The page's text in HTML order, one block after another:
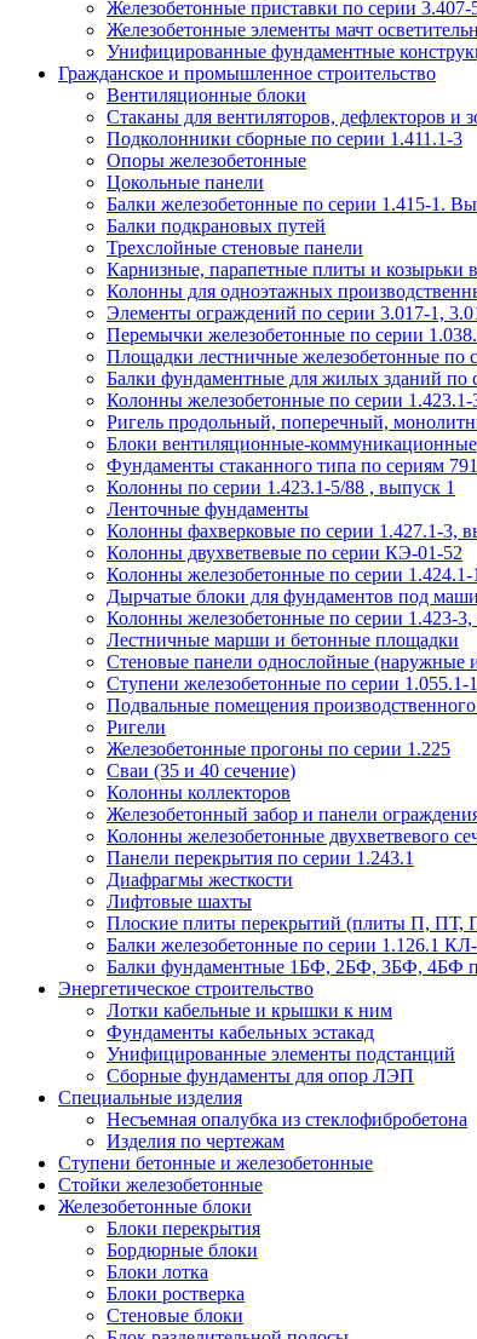
Железобетонные приставки по серии 3.407-
Железобетонные элементы мачт
Унифицированные фундаментные
Гражданское и промышленное строительство
Вентиляционные блоки
Стаканы для вентиляторов, дефлекторов и
Подколонники сборные по серии 1.411.1-3
Опоры железобетонные
Цокольные панели
Балки железобетонные по серии 1.415-1.
Балки подкрановых путей
Трехслойные стеновые панели
Карнизные, парапетные плиты и козырьки
Колонны для одноэтажных
Элементы ограждений по серии 3.017-1,
Перемычки железобетонные по серии
Площадки лестничные железобетонные по
Балки фундаментные для жилых зданий по
Колонны железобетонные по серии 1.423.1-
Ригель продольный, поперечный,
Блоки вентиляционные-коммуникационные
Фундаменты стаканного типа по сериям
Колонны по серии 1.423.1-5/88 , выпуск 1
Ленточные фундаменты
Колонны фахверковые по серии 1.427.1-3,
Колонны двухветвевые по серии КЭ-01-52
Колонны железобетонные по серии 1.424.1-
Дырчатые блоки для фундаментов под
Колонны железобетонные по серии 1.423-3,
Лестничные марши и бетонные площадки
Стеновые панели однослойные (наружные
Ступени железобетонные по серии 1.055.1-1
Подвальные помещения
Ригели
Железобетонные прогоны по серии 1.225
Сваи (35 и 40 сечение)
Колонны коллекторов
Железобетонный забор и панели
Колонны железобетонные двухветвевого
Панели перекрытия по серии 1.243.1
Диафрагмы жесткости
Лифтовые шахты
Плоские плиты перекрытий (плиты П,
Балки железобетонные по серии 1.126.1 КЛ-
Балки фундаментные 1БФ, 2БФ, 3БФ, 4БФ
Энергетическое строительство
Лотки кабельные и крышки к ним
Фундаменты кабельных эстакад
Унифицированные элементы подстанций
Сборные фундаменты для опор ЛЭП
Специальные изделия
Несъемная опалубка из стеклофибробетона
Изделия по чертежам
Ступени бетонные и железобетонные
Стойки железобетонные
Железобетонные блоки
Блоки перекрытия
Бордюрные блоки
Блоки лотка
Блоки ростверка
Стеновые блоки